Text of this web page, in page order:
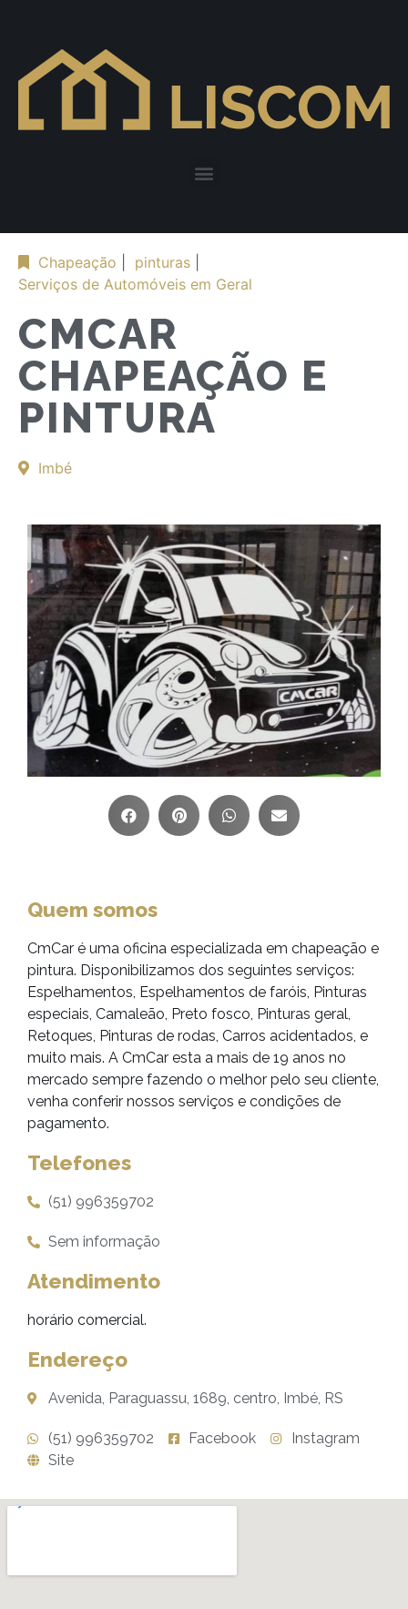
Chapeação pinturas
Serviços de Automóveis em Geral
CMCAR
CHAPEAÇÃO E
PINTURA
Imbé
Quem somos
CmCar é uma oficina especializada em chapeação e
pintura. Disponibilizamos dos seguintes serviços:
Espelhamentos, Espelhamentos de faróis, Pinturas
especiais, Camaleão, Preto fosco, Pinturas geral,
Retoques, Pinturas de rodas, Carros acidentados, e
muito mais. A CmCar esta a mais de 19 anos no
mercado sempre fazendo o melhor pelo seu cliente,
venha conferir nossos serviços e condições de
pagamento.
Telefones
(51) 996359702
Sem informação
Atendimento
horário comercial.
Endereço
Avenida, Paraguassu, 1689, centro, Imbé, RS
(51) 996359702 Facebook
Instagram
Site